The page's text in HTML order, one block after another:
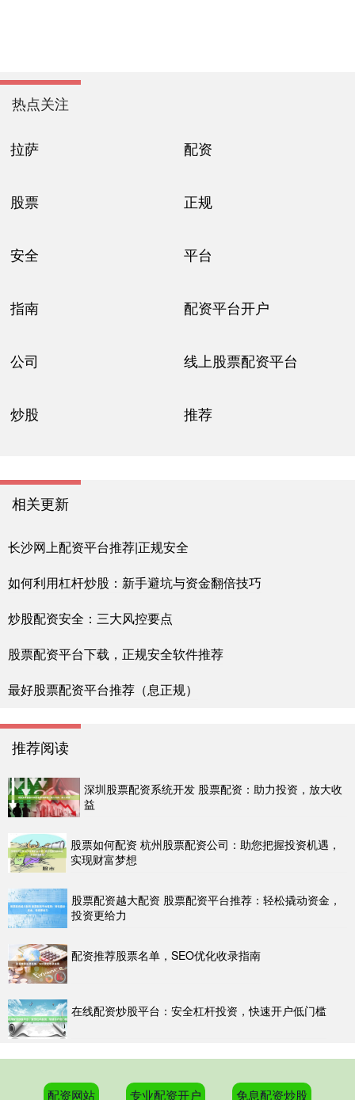
热点关注
拉萨 配资
股票 正规
安全 平台
指南 配资平台开户
公司 线上股票配资平台
炒股 推荐
相关更新
长沙网上配资平台推荐|正规安全
如何利用杠杆炒股：新手避坑与资金翻倍技巧
炒股配资安全：三大风控要点
股票配资平台下载，正规安全软件推荐
最好股票配资平台推荐（息正规）
推荐阅读
深圳股票配资系统开发 股票配资：助力投资，放大收
益
股票如何配资 杭州股票配资公司：助您把握投资机遇，
实现财富梦想
股票配资越大配资 股票配资平台推荐：轻松撬动资金，
投资更给力
配资推荐股票名单，SEO优化收录指南
在线配资炒股平台：安全杠杆投资，快速开户低门槛
配资网站 专业配资开户 免息配资炒股